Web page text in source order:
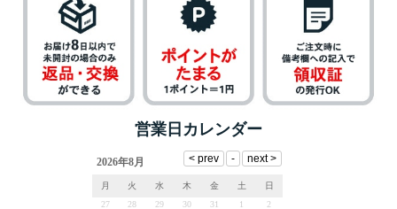
営業日カレンダー